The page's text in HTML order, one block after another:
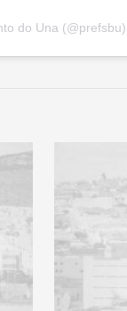
do Una (@prefsbu)